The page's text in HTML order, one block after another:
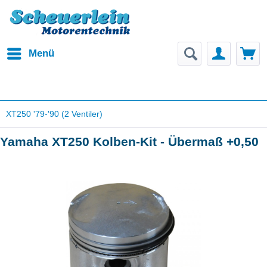
Menü
XT250 '79-'90 (2 Ventiler)
Yamaha XT250 Kolben-Kit - Übermaß +0,50